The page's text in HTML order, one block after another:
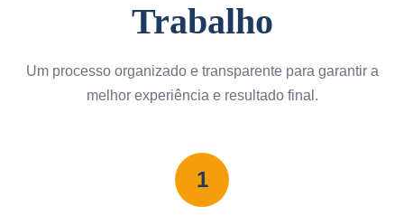
Trabalho
Um processo organizado e transparente para garantir a
melhor experiência e resultado final.
1